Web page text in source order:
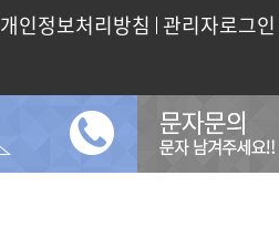
개인정보처리방침 관리자로그인